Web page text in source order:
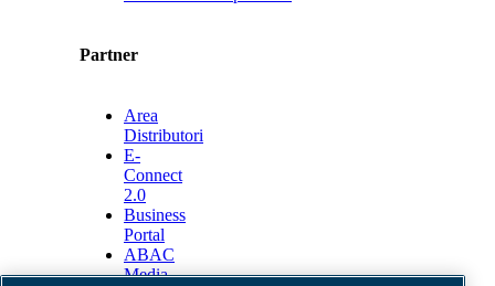
Partner
Area
Distributori
E-
Connect
2.0
Business
Portal
ABAC
Media